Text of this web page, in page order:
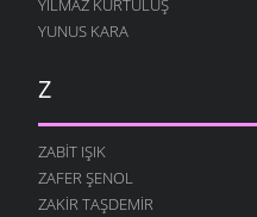
YUNUS KARA
Z
ZABIT IŞIK
ZAFER ŞENOL
ZAKIR TAŞDEMIR